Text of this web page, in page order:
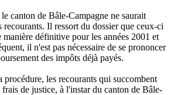
canton de Bâle-Campagne ne saurait
recourants. Il ressort du dossier que ceux-ci
manière définitive pour les années 2001 et
il n'est pas nécessaire de se prononcer
des impôts déjà payés.
procédure, les recourants qui succombent
de justice, à l'instar du canton de Bâle-